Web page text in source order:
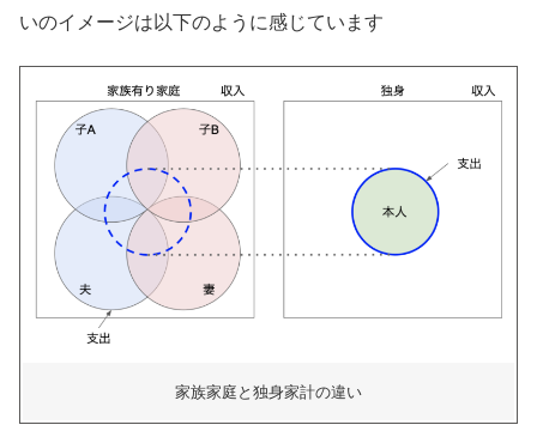
いのイメージは以下のように感じています
家族家庭と独身家計の違い